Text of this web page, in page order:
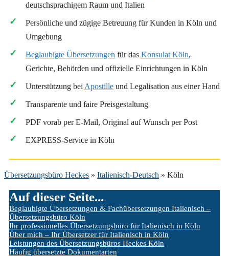
deutschsprachigem Raum und Italien
Persönliche und zügige Betreuung für Kunden in Köln und
Umgebung
Beglaubigte Übersetzungen für das Konsulat Köln,
Gerichte, Behörden und offizielle Einrichtungen in Köln
Unterstützung bei Apostille und Legalisation aus einer Hand
Transparente und faire Preisgestaltung
PDF vorab per E-Mail, Original auf Wunsch per Post
EXPRESS-Service in Köln
Übersetzungsbüro Heckes » Italienisch-Deutsch » Köln
Auf dieser Seite...
Beglaubigte Übersetzungen & Fachübersetzungen Italienisch –
Übersetzungsbüro Köln
Ihr professionelles Übersetzungsbüro für Italienisch in Köln
Über mich – Ihr Übersetzer für Italienisch in Köln
Leistungen des Übersetzungsbüros Heckes Köln
Häufig übersetzte Dokumentarten